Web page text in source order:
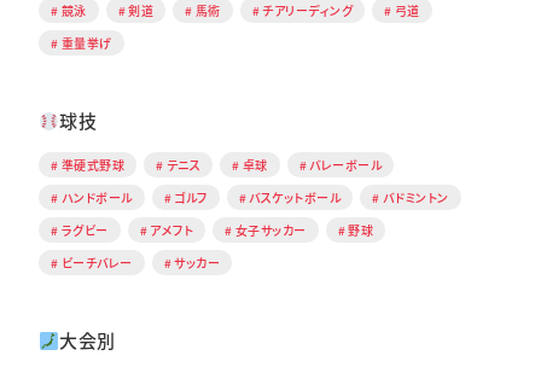
競泳
剣道 馬術 チアリーディング
弓道
重量挙げ
球技
準硬式野球 テニス 卓球
バレーボール
ハンドボール
ゴルフ バスケットボール
バドミントン
ラグビー
アメフト 女子サッカー
野球
ビーチバレー
サッカー
大会別